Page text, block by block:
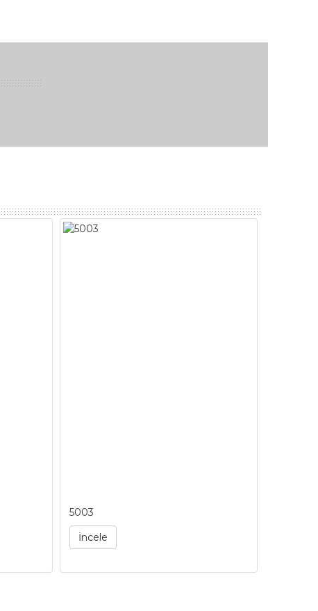
5003
İncele